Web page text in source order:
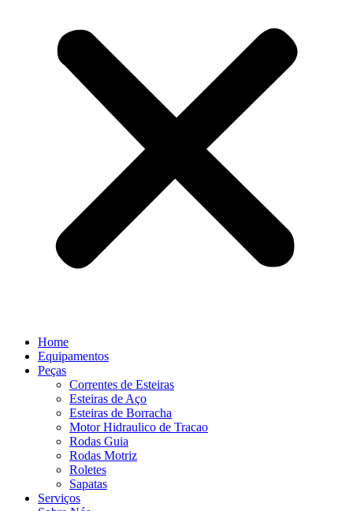
Home
Equipamentos
Peças
Correntes de Esteiras
Esteiras de Aço
Esteiras de Borracha
Motor Hidraulico de Tracao
Rodas Guia
Rodas Motriz
Roletes
Sapatas
Serviços